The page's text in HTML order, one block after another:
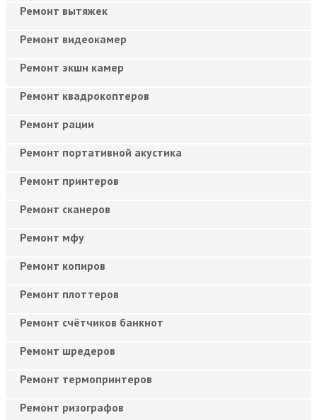
Ремонт вытяжек
Ремонт видеокамер
Ремонт экшн камер
Ремонт квадрокоптеров
Ремонт рации
Ремонт портативной акустика
Ремонт принтеров
Ремонт сканеров
Ремонт мфу
Ремонт копиров
Ремонт плоттеров
Ремонт счётчиков банкнот
Ремонт шредеров
Ремонт термопринтеров
Ремонт ризографов